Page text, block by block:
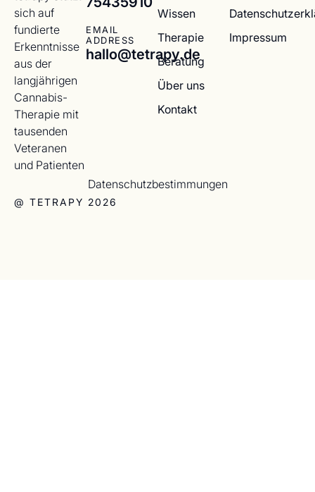
sich auf
fundierte
Erkenntnisse
aus der
langjährigen
Cannabis-
Therapie mit
tausenden
Veteranen
und Patienten
EMAIL
ADDRESS
hallo@tetrapy.de
Wissen
Therapie
Beratung
Über uns
Kontakt
Impressum
@ TETRAPY 2026
Datenschutzbestimmungen